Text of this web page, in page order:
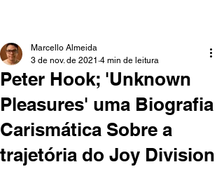
Peter Hook; 'Unknown
Pleasures' uma Biografia
Carismática Sobre a
trajetória do Joy Division
Marcello Almeida
3 de nov. de 2021 4 min de leitura